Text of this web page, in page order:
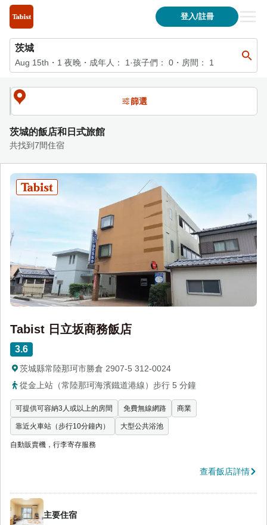
登入/註冊
茨城
Aug 15th ・ 1 夜晚 ・ 成年人： 1 ·孩子們： 0 ・房間： 1
篩選
茨城的飯店和日式旅館
共找到7間住宿
Tabist 日立坂商務飯店
3.6
茨城縣常陸那珂市勝倉 2907-5 312-0024
從金上站（常陸那珂海濱鐵道港線）步行 5 分鐘
可提供可容納3人或以上的房間 免費無線網路 商業
靠近火車站（步行10分鐘內） 大型公共浴池
自動販賣機，行李寄存服務
查看飯店詳情
主要住宿
茨城的住宿清單| Tabist 飯店與日式旅館官方網站